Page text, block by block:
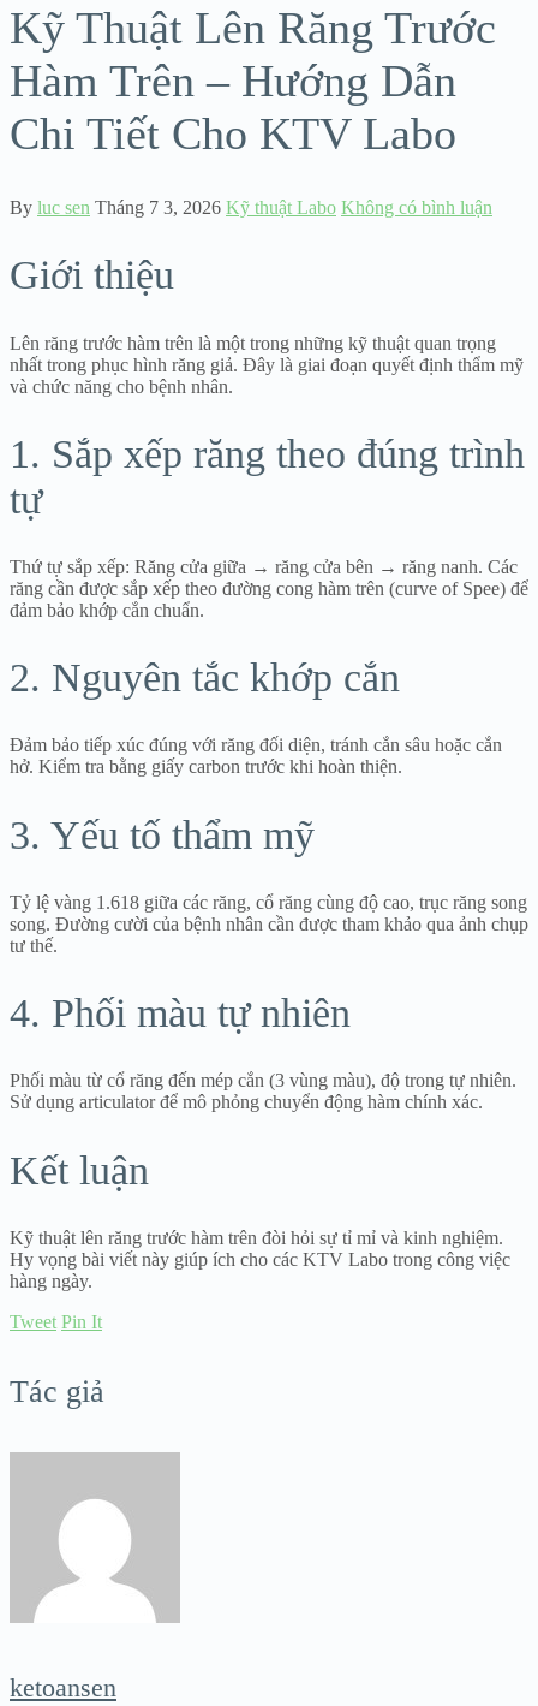
Kỹ Thuật Lên Răng Trước
Hàm Trên – Hướng Dẫn
Chi Tiết Cho KTV Labo
By luc sen Tháng 7 3, 2026 Kỹ thuật Labo Không có bình luận
Giới thiệu
Lên răng trước hàm trên là một trong những kỹ thuật quan trọng
nhất trong phục hình răng giả. Đây là giai đoạn quyết định thẩm mỹ
và chức năng cho bệnh nhân.
1. Sắp xếp răng theo đúng trình
tự
Thứ tự sắp xếp: Răng cửa giữa → răng cửa bên → răng nanh. Các
răng cần được sắp xếp theo đường cong hàm trên (curve of Spee) để
đảm bảo khớp cắn chuẩn.
2. Nguyên tắc khớp cắn
Đảm bảo tiếp xúc đúng với răng đối diện, tránh cắn sâu hoặc cắn
hở. Kiểm tra bằng giấy carbon trước khi hoàn thiện.
3. Yếu tố thẩm mỹ
Tỷ lệ vàng 1.618 giữa các răng, cổ răng cùng độ cao, trục răng song
song. Đường cười của bệnh nhân cần được tham khảo qua ảnh chụp
tư thế.
4. Phối màu tự nhiên
Phối màu từ cổ răng đến mép cắn (3 vùng màu), độ trong tự nhiên.
Sử dụng articulator để mô phỏng chuyển động hàm chính xác.
Kết luận
Kỹ thuật lên răng trước hàm trên đòi hỏi sự tỉ mỉ và kinh nghiệm.
Hy vọng bài viết này giúp ích cho các KTV Labo trong công việc
hàng ngày.
Tweet Pin It
Tác giả
ketoansen